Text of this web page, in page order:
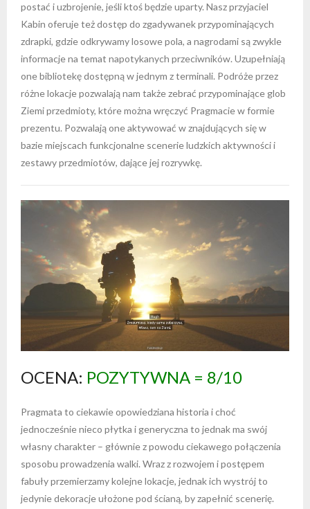
postać i uzbrojenie, jeśli ktoś będzie uparty. Nasz przyjaciel
Kabin oferuje też dostęp do zgadywanek przypominających
zdrapki, gdzie odkrywamy losowe pola, a nagrodami są zwykle
informacje na temat napotykanych przeciwników. Uzupełniają
one bibliotekę dostępną w jednym z terminali. Podróże przez
różne lokacje pozwalają nam także zebrać przypominające glob
Ziemi przedmioty, które można wręczyć Pragmacie w formie
prezentu. Pozwalają one aktywować w znajdujących się w
bazie miejscach funkcjonalne scenerie ludzkich aktywności i
zestawy przedmiotów, dające jej rozrywkę.
OCENA: POZYTYWNA = 8/10
Pragmata to ciekawie opowiedziana historia i choć
jednocześnie nieco płytka i generyczna to jednak ma swój
własny charakter – głównie z powodu ciekawego połączenia
sposobu prowadzenia walki. Wraz z rozwojem i postępem
fabuły przemierzamy kolejne lokacje, jednak ich wystrój to
jedynie dekoracje ułożone pod ścianą, by zapełnić scenerię.